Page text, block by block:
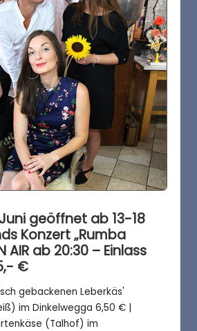
geöffnet ab 13-18
Konzert „Rumba
AIR ab 20:30 – Einlass
€
gebackenen Leberkäs'
im Dinkelwegga 6,50 € |
(Talhof) im